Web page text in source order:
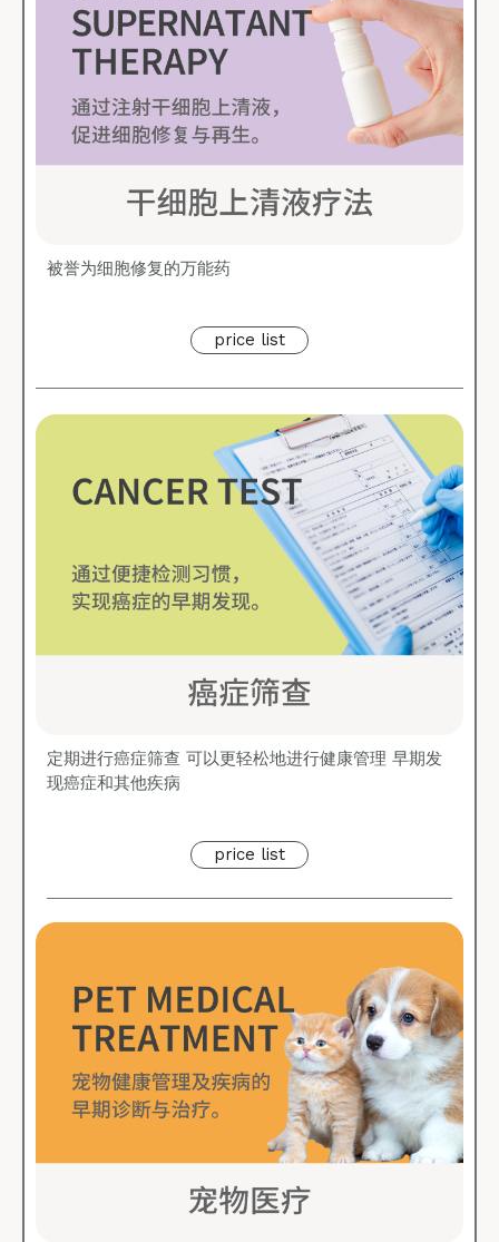
被誉为细胞修复的万能药
price list
定期进行癌症筛查 可以更轻松地进行健康管理 早期发
现癌症和其他疾病
price list